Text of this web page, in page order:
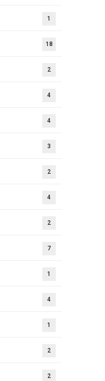
1
18
2
4
4
3
2
4
2
7
1
4
1
2
2